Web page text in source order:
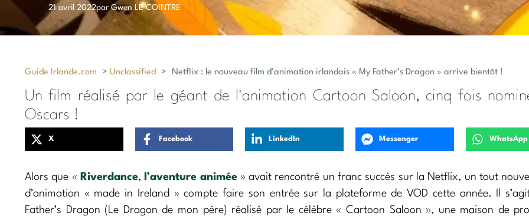
21 avril 2022par Gwen LE COINTRE
Guide Irlande.com > Unclassified > Netflix : le nouveau film d’animation irlandais « My Father’s Dragon » arrive bientôt !
Un film réalisé par le géant de l'animation Cartoon Saloon, cinq fois
Oscars !
X Facebook LinkedIn Messenger WhatsApp
Alors que « Riverdance, l’aventure animée» avait rencontré un franc succès sur la Netflix, un tout
d’animation « made in Ireland » compte faire son entrée sur la plateforme de VOD cette année. Il
Father’s Dragon (Le Dragon de mon père) réalisé par le célèbre « Cartoon Saloon », une maison de